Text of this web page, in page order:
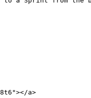
a>